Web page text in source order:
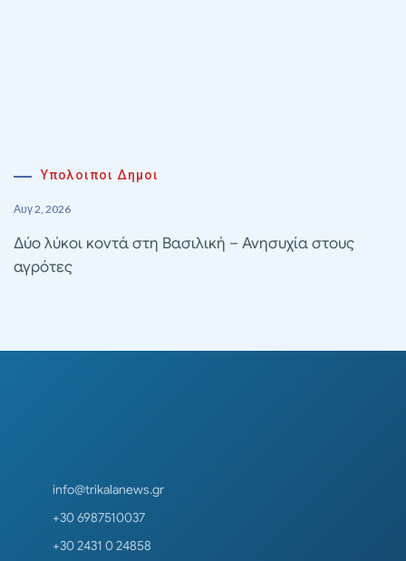
Υπολοιποι Δημοι
Αυγ 2, 2026
Δύο λύκοι κοντά στη Βασιλική – Ανησυχία στους
αγρότες
info@trikalanews.gr
+30 6987510037
+30 2431 0 24858